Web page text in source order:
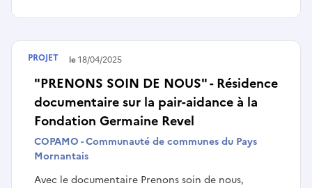
"PRENONS SOIN DE NOUS" - Résidence
documentaire sur la pair-aidance à la
Fondation Germaine Revel
COPAMO - Communauté de communes du Pays
Mornantais
Avec le documentaire Prenons soin de nous,
Terminé le18/04/2025
PROJET